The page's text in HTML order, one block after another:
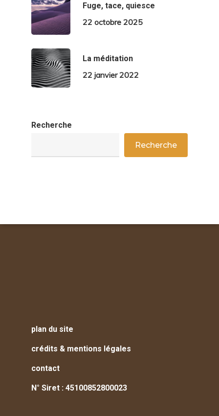
Fuge, tace, quiesce
22 octobre 2025
La méditation
22 janvier 2022
Recherche
Recherche
plan du site
crédits & mentions légales
contact
N° Siret : 45100852800023